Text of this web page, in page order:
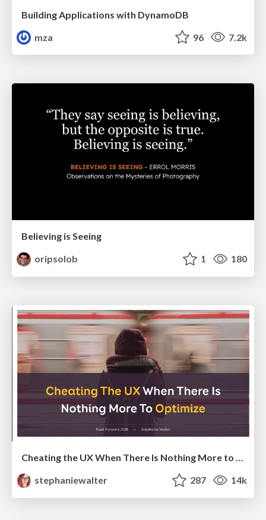
Building Applications with DynamoDB
mza
96 7.2k
Believing is Seeing
oripsolob
1 180
Cheating the UX When There Is Nothing More to Optimize - PixelPioneers
stephaniewalter
287 14k